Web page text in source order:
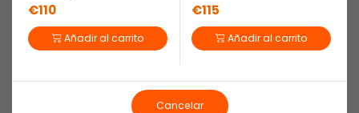
Smeg Classic PV364N. Color del producto: Negro, Tipo de
instalación: Integrado, Anchura de los quemadores: 60 cm. Tipo
de control: Giratorio, Control de posición: Frente, Tipo de
encendido...(Ver más)
€110
Añadir al carrito
€115
Añadir al carrito
Cancelar